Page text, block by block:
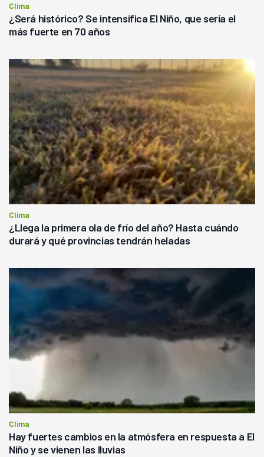
Clima
¿Será histórico? Se intensifica El Niño, que sería el
más fuerte en 70 años
Clima
¿Llega la primera ola de frío del año? Hasta cuándo
durará y qué provincias tendrán heladas
Clima
Hay fuertes cambios en la atmósfera en respuesta a El
Niño y se vienen las lluvias